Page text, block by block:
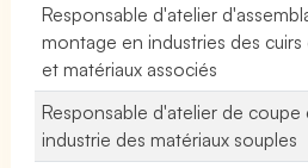
Responsable d'atelier
montage en industries des cuirs
et matériaux associés
Responsable d'atelier de coupe
industrie des matériaux souples